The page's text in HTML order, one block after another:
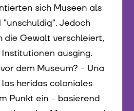
sich Museen als
Jedoch
die Gewalt verschleiert,
ausging.
dem Museum? - Una
heridas coloniales
Punkt ein - basierend